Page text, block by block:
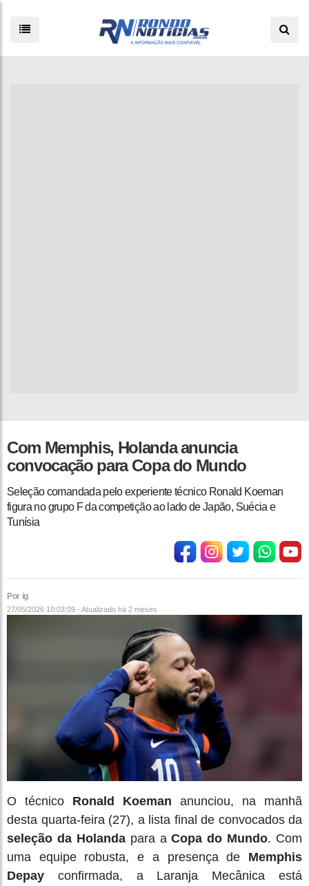
Com Memphis, Holanda anuncia
convocação para Copa do Mundo
Seleção comandada pelo experiente técnico Ronald Koeman
figura no grupo F da competição ao lado de Japão, Suécia e
Tunísia
Por ig
27/05/2026 10:03:09 - Atualizado há 2 meses
O técnico Ronald Koeman anunciou, na manhã
desta quarta-feira (27), a lista final de convocados da
seleção da Holandapara aCopa do Mundo. Com
uma equipe robusta, e a presença de Memphis
Depay confirmada, a Laranja Mecânica está